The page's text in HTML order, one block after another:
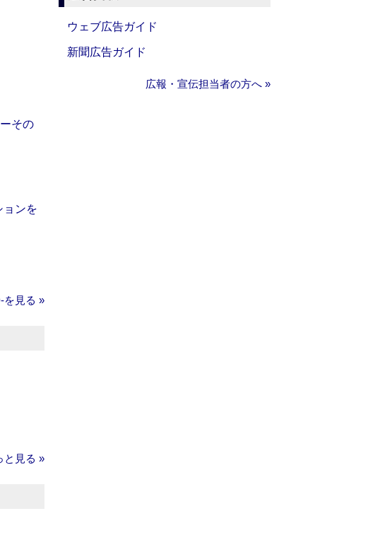
その
ョンを
を見る »
と見る »
ウェブ広告ガイド
新聞広告ガイド
広報・宣伝担当者の方へ »